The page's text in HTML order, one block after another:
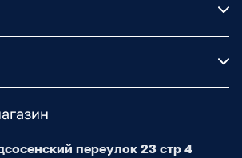
переулок 23 стр 4